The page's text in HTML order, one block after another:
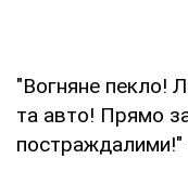
"Вогняне пекло!
та авто! Прямо
постраждалими!"